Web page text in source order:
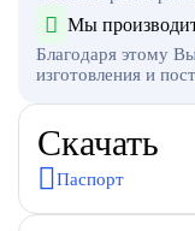
Мы
Благодаря этому
изготовления и
Скачать
Паспорт